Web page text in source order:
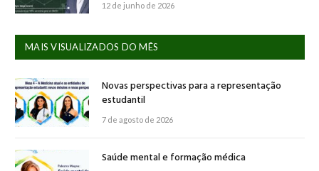
12 de junho de 2026
MAIS VISUALIZADOS DO MÊS
Novas perspectivas para a representação
estudantil
7 de agosto de 2026
Saúde mental e formação médica